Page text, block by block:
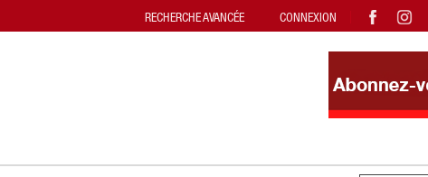
RECHERCHE AVANCÉE CONNEXION